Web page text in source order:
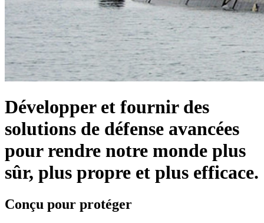
Développer et fournir des
solutions de défense avancées
pour rendre notre monde plus
sûr, plus propre et plus efficace.
Conçu pour protéger